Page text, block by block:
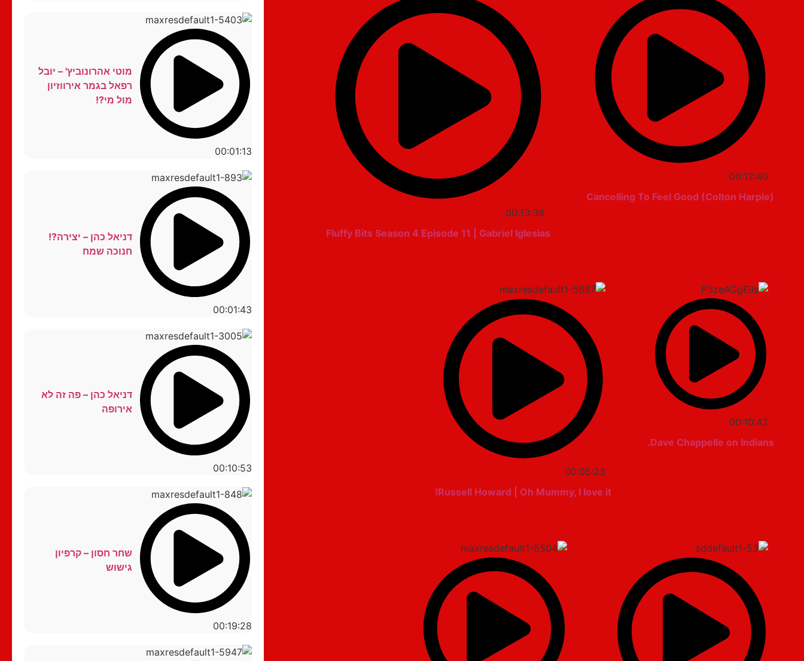
00:12:40
Cancelling To Feel Good (Colton Harpie)
00:13:38
Fluffy Bits Season 4 Episode 11 | Gabriel Iglesias
00:10:42
Dave Chappelle on Indians.
00:05:23
Russell Howard | Oh Mummy, I love it!
00:01:13
מוטי אהרונוביץ' – יובל
רפאל בגמר אירווזיון
מול מי?!
00:01:43
דניאל כהן – יצירה?!
חנוכה שמח
00:10:53
דניאל כהן – פה זה לא
אירופה
00:19:28
שחר חסון – קרפיון
גישוש